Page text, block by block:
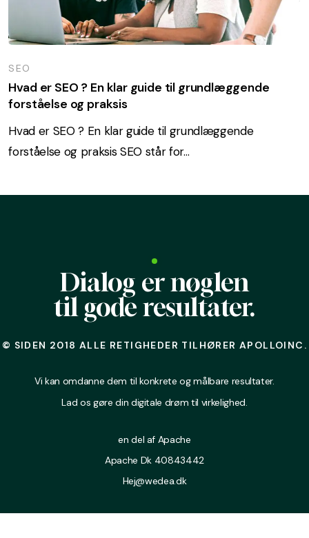
SEO
Hvad er SEO ? En klar guide til grundlæggende
forståelse og praksis
Hvad er SEO ? En klar guide til grundlæggende
forståelse og praksis SEO står for…
Vi
er
online
Dialog er nøglen
til gode resultater.
© SIDEN 2018 ALLE RETIGHEDER TILHØRER APOLLOINC.
Vi kan omdanne dem til konkrete og målbare resultater.
Lad os gøre din digitale drøm til virkelighed.
en del af Apache
Apache Dk 40843442
Hej@wedea.dk